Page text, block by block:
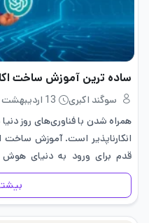
ساده ترین آموزش ساخت
سوگند اکبری
13 اردیبهشت 1404
همراه شدن با فناوری‌های روز
انکارناپذیر است. آموزش
قدم برای ورود به دنیای هوش
خارق‌العاده آن است. شاید فکر…